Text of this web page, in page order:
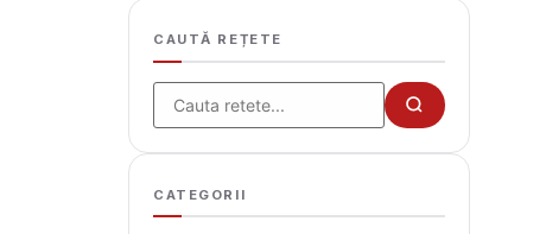
CAUTĂ REȚETE
Cauta
CATEGORII